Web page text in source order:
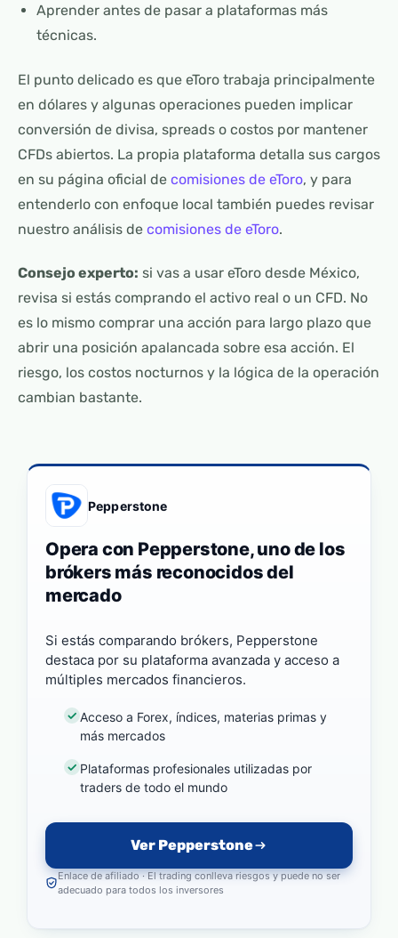
Aprender antes de pasar a plataformas más
técnicas.
El punto delicado es que eToro trabaja principalmente
en dólares y algunas operaciones pueden implicar
conversión de divisa, spreads o costos por mantener
CFDs abiertos. La propia plataforma detalla sus cargos
en su página oficial de comisiones de eToro, y para
entenderlo con enfoque local también puedes revisar
nuestro análisis de comisiones de eToro.
Consejo experto: si vas a usar eToro desde México,
revisa si estás comprando el activo real o un CFD. No
es lo mismo comprar una acción para largo plazo que
abrir una posición apalancada sobre esa acción. El
riesgo, los costos nocturnos y la lógica de la operación
cambian bastante.
Pepperstone
Opera con Pepperstone, uno de los
brókers más reconocidos del
mercado
Si estás comparando brókers, Pepperstone
destaca por su plataforma avanzada y acceso a
múltiples mercados financieros.
Acceso a Forex, índices, materias primas y
más mercados
Plataformas profesionales utilizadas por
traders de todo el mundo
Ver Pepperstone
Enlace de afiliado · El trading conlleva riesgos y puede no ser
adecuado para todos los inversores